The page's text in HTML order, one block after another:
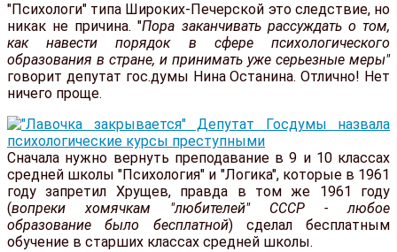
"Психологи" типа Широких-Печерской это следствие, но
никак не причина. "Пора заканчивать рассуждать о том,
как навести порядок в сфере психологического
образования в стране, и принимать уже серьезные меры"
говорит депутат гос.думы Нина Останина. Отлично! Нет
ничего проще.
Сначала нужно вернуть преподавание в 9 и 10 классах
средней школы "Психология" и "Логика", которые в 1961
году запретил Хрущев, правда в том же 1961 году
(вопреки хомячкам "любителей" СССР - любое
образование было бесплатной) сделал бесплатным
обучение в старших классах средней школы.